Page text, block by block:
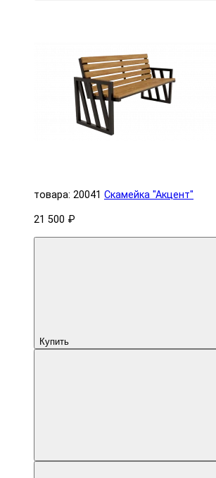
товара: 20041 Скамейка "Акцент"
21 500 ₽
Купить